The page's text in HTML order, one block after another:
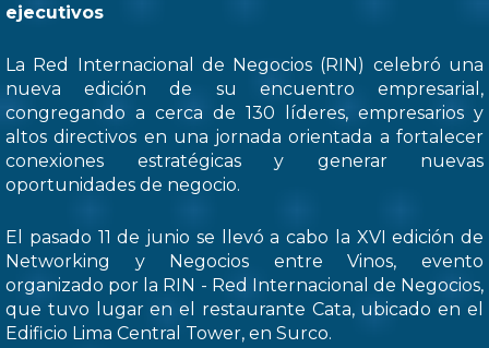
ejecutivos
La Red Internacional de Negocios (RIN) celebró una
nueva edición de su encuentro empresarial,
congregando a cerca de 130 líderes, empresarios y
altos directivos en una jornada orientada a fortalecer
conexiones estratégicas y generar nuevas
oportunidades de negocio.
El pasado 11 de junio se llevó a cabo la XVI edición de
Networking y Negocios entre Vinos, evento
organizado por la RIN - Red Internacional de Negocios,
que tuvo lugar en el restaurante Cata, ubicado en el
Edificio Lima Central Tower, en Surco.